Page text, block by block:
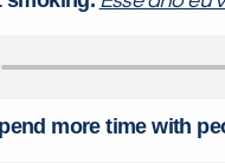
more time with